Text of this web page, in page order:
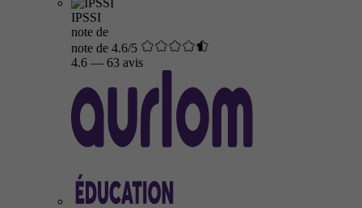
IPSSI
note de
note de 4.6/5
4.6 — 63 avis